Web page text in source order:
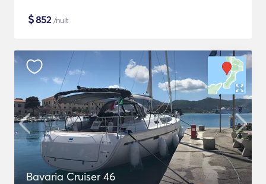
$852/nuit
Bavaria Cruiser 46